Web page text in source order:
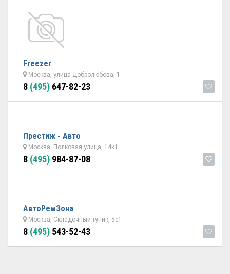
Freezer
Москва, улица Добролюбова, 1
8 (495) 647-82-23
Престиж - Авто
Москва, Полковая улица, 14к1
8 (495) 984-87-08
АвтоРемЗона
Москва, Складочный тупик, 5с1
8 (495) 543-52-43